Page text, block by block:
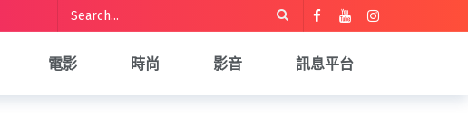
電影 時尚 影音 訊息平台